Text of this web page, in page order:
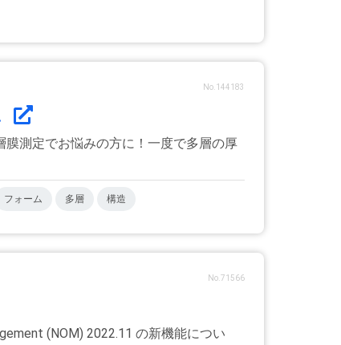
No.144183
測定でお悩みの方に！一度で多層の厚
フォーム 多層 構造
No.71566
(NOM) 2022.11 の新機能につい